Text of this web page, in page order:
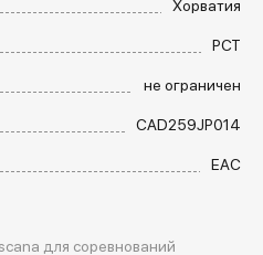
Хорватия
РСТ
не ограничен
CAD259JP014
EAC
для соревнований